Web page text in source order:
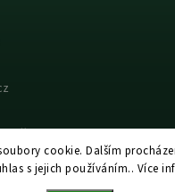
cookie. Dalším
s jejich používáním.. Více
Slušovice
Prodejna a otevírací doba